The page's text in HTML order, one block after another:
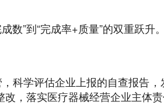
数”到“完成率+质量”的双重跃升。
科学评估企业上报的自查报告
，落实医疗器械经营企业主体责